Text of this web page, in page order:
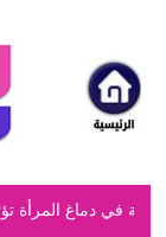
دماغ المرأة تؤثر